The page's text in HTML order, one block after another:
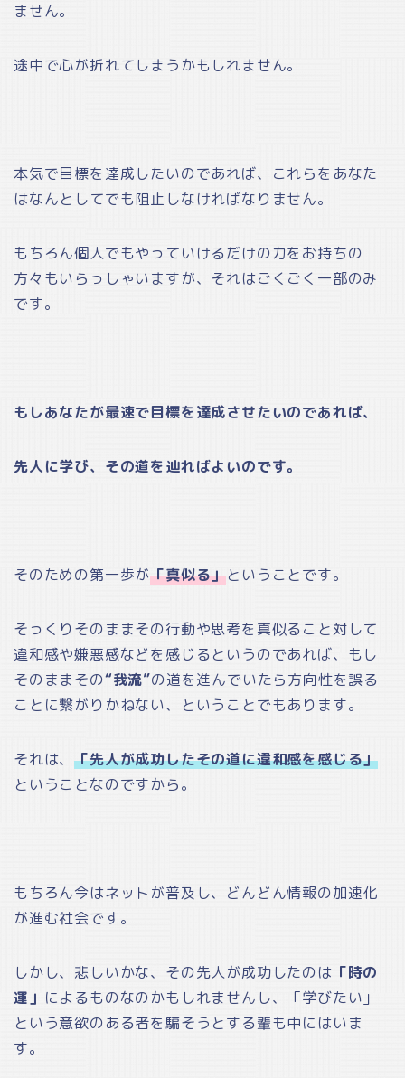
ません。
途中で心が折れてしまうかもしれません。
本気で目標を達成したいのであれば、これらをあなた
はなんとしてでも阻止しなければなりません。
もちろん個人でもやっていけるだけの力をお持ちの
方々もいらっしゃいますが、それはごくごく一部のみ
です。
もしあなたが最速で目標を達成させたいのであれば、
先人に学び、その道を辿ればよいのです。
そのための第一歩が「真似る」ということです。
そっくりそのままその行動や思考を真似ること対して
違和感や嫌悪感などを感じるというのであれば、もし
そのままその“我流”の道を進んでいたら方向性を誤る
ことに繋がりかねない、ということでもあります。
それは、「先人が成功したその道に違和感を感じる」
ということなのですから。
もちろん今はネットが普及し、どんどん情報の加速化
が進む社会です。
しかし、悲しいかな、その先人が成功したのは 「時の
運」 によるものなのかもしれませんし、「学びたい」
という意欲のある者を騙そうとする輩も中にはいま
す。